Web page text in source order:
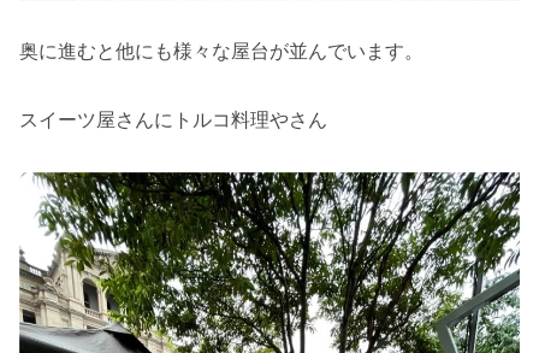
奥に進むと他にも様々な屋台が並んでいます。
スイーツ屋さんにトルコ料理やさん